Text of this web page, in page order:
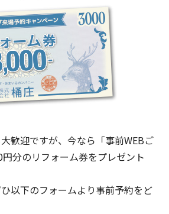
歓迎ですが、今なら「事前WEBご
分のリフォーム券をプレゼント
以下のフォームより事前予約をど